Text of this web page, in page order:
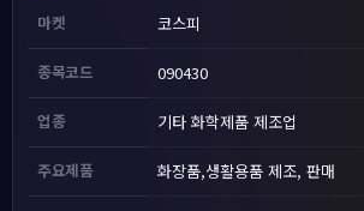
마켓 코스피
종목코드 090430
업종 기타 화학제품 제조업
주요제품 화장품,생활용품 제조, 판매